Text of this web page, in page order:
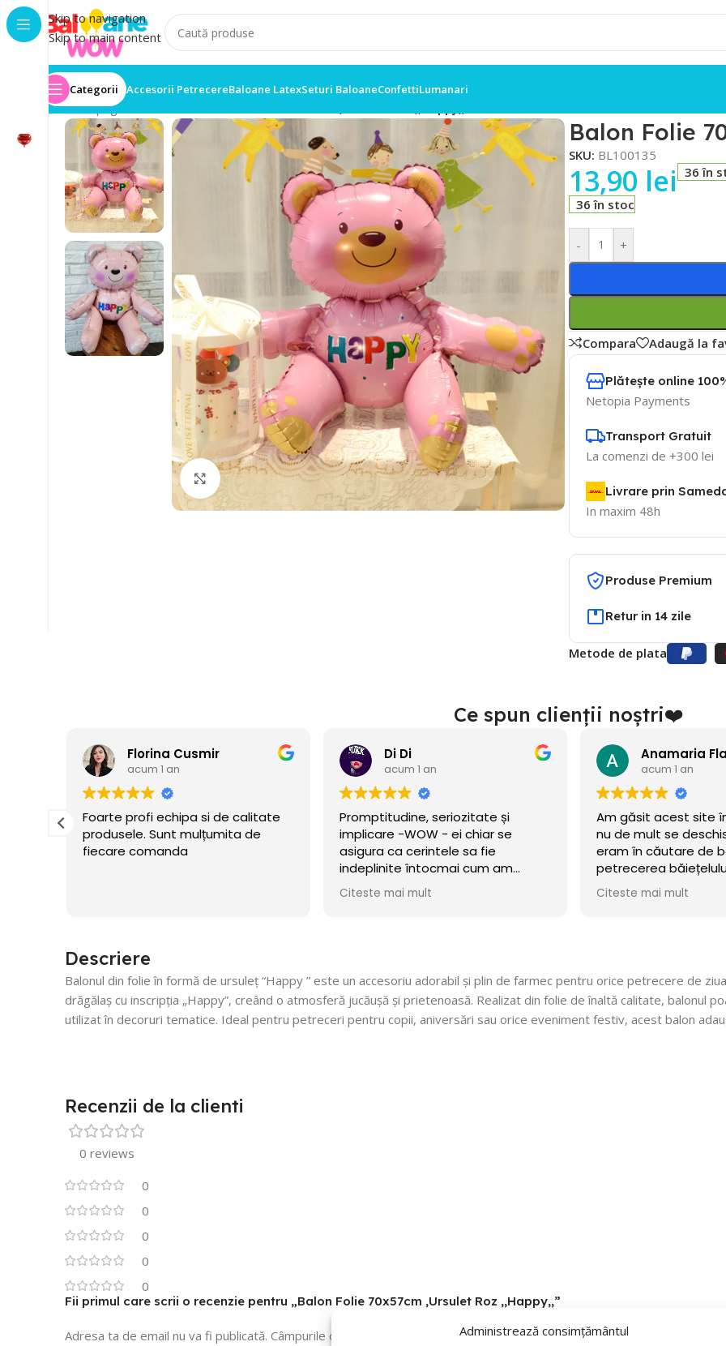
Administrează consimțământul
Skip to navigation
Skip to main content
Categorii Accesorii PetrecereBaloane LatexSeturi BaloaneConfettiLumanari
Prima pagină
Faceți click pentru a mări
Balon Folie
SKU: BL100135
13,90 lei
36 în
36 în stoc
- +
Compara Adaugă la
Plătește online
Netopia Payments
Transport Gratuit
La comenzi de +300 lei
Livrare prin
In maxim 48h
Produse Premium
Retur in 14 zile
Metode de plata
Ce spun clienții noștri❤️
Florina Cusmir
acum 1 an
Foarte profi echipa si de calitate
produsele. Sunt mulțumita de
fiecare comanda
Di Di
acum 1 an
Promptitudine, seriozitate și
implicare -WOW - ei chiar se
asigura ca cerintele sa fie
indeplinite întocmai cum am
cerut!
Citeste mai mult
acum 1 an
Am găsit acest site
nu de mult se
eram în căutare de
petrecerea
incercat norocul și a
Baloanele sunt chiar
cu siguranță! 🎈
Citeste mai mult
Descriere
Balonul din folie în formă de ursuleț “Happy ” este un accesoriu adorabil și plin de farmec pentru orice petrecere de
drăgălaș cu inscripția „Happy”, creând o atmosferă jucăușă și prietenoasă. Realizat din folie de înaltă calitate, balonul
utilizat în decoruri tematice. Ideal pentru petreceri pentru copii, aniversări sau orice eveniment festiv, acest balon
Recenzii de la clienti
0 reviews
0
0
0
0
0
Fii primul care scrii o recenzie pentru „Balon Folie 70x57cm ,Ursulet Roz ,,Happy,,”
Adresa ta de email nu va fi publicată. Câmpurile obligatorii sunt marcate cu*